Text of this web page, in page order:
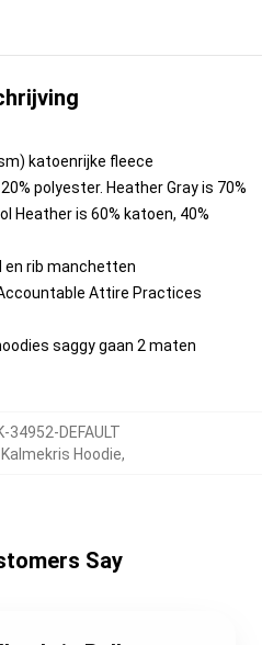
katoenrijke fleece
polyester. Heather Gray is 70%
Heather is 60% katoen, 40%
en rib manchetten
Attire Practices
saggy gaan 2 maten
34952-DEFAULT
Kalmekris Hoodie,
Say